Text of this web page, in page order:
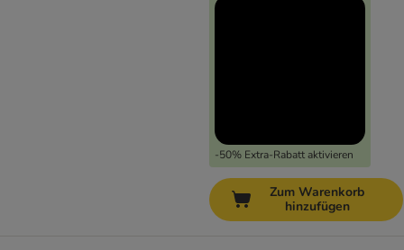
-50% Extra-Rabatt aktivieren
Zum Warenkorb
hinzufügen